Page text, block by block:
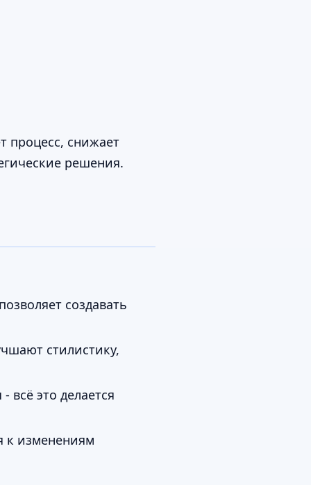
процесс, снижает
решения.
создавать
стилистику,
всё это делается
к изменениям